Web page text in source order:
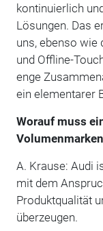
kontinuierlich
Lösungen. Das
uns, ebenso wie
und Offline-
enge
ein elementarer
Worauf muss
A. Krause: Audi
mit dem
Produktqualität
überzeugen.